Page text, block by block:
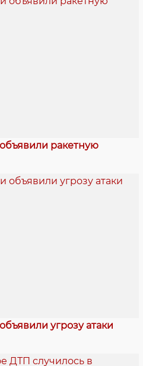
ракетную
угрозу атаки